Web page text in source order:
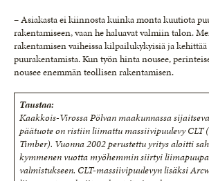
– Asiakasta ei kiinnosta kuinka monta kuutiota
rakentamiseen, vaan he haluavat valmiin talon.
rakentamisen vaiheissa kilpailukykyisiä ja
puurakentamista. Kun työn hinta nousee,
nousee enemmän teollisen rakentamisen.
Taustaa:
Kaakkois-Virossa Pölvan maakunnassa
päätuote on ristiin liimattu massiivipuulevy CLT
Timber). Vuonna 2002 perustettu yritys aloitti
kymmenen vuotta myöhemmin siirtyi
valmistukseen. CLT-massiivipuulevyn lisäksi